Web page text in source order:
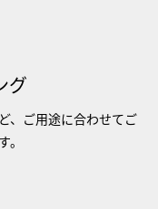
グ
、ご用途に合わせてご